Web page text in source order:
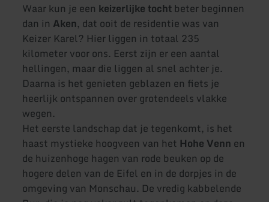
Waar kun je een keizerlijke tocht beter beginnen
dan in Aken, dat ooit de residentie was van
Keizer Karel? Hier liggen in totaal 235
kilometer voor ons. Eerst zijn er een aantal
hellingen, maar die liggen al snel achter je.
Daarna is het genieten geblazen en fiets je
heerlijk ontspannen over grotendeels vlakke
wegen.
Het eerste landschap dat je tegenkomt, is het
haast mystieke hoogveen van het Hohe Venn en
de huizenhoge hagen van rode beuken op de
hogere delen van de Eifel en in de dorpjes in de
omgeving van Monschau. De vredig kabbelende